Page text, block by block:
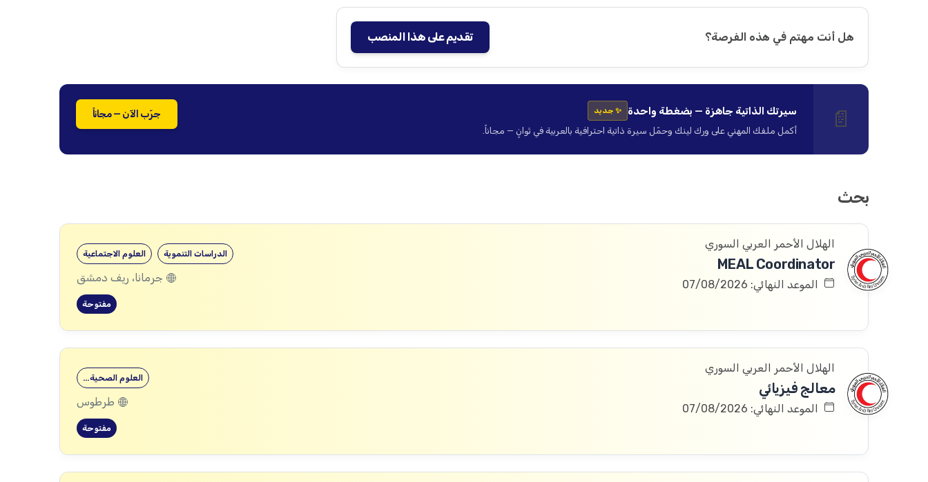
هل أنت مهتم في هذه الفرصة؟ تقديم على هذا المنصب
📄 سيرتك الذاتية جاهزة — بضغطة واحدة ✨ جديد
أكمل ملفك المهني على ورك لينك وحمّل سيرة ذاتية احترافية بالعربية في ثوانٍ — مجاناً.
جرّب الآن — مجاناً
بحث
الهلال الأحمر العربي السوري
MEAL Coordinator
الموعد النهائي: 07/08/2026
العلوم الاجتماعية الدراسات التنموية
جرمانا، ريف دمشق
مفتوحة
الهلال الأحمر العربي السوري
معالج فيزيائي
الموعد النهائي: 07/08/2026
العلوم الصحية…
طرطوس
مفتوحة